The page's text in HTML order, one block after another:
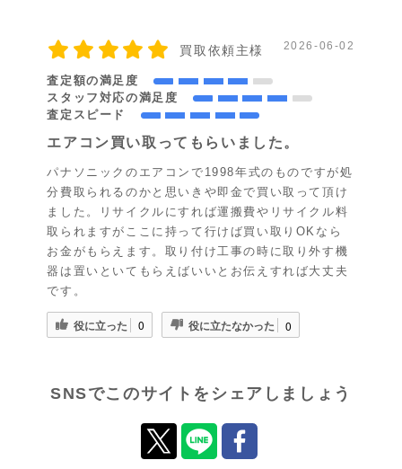
買取依頼主様 2026-06-02
査定額の満足度
スタッフ対応の満足度
査定スピード
エアコン買い取ってもらいました。
パナソニックのエアコンで1998年式のものですが処
分費取られるのかと思いきや即金で買い取って頂け
ました。リサイクルにすれば運搬費やリサイクル料
取られますがここに持って行けば買い取りOKなら
お金がもらえます。取り付け工事の時に取り外す機
器は置いといてもらえばいいとお伝えすれば大丈夫
です。
役に立った 0 役に立たなかった 0
SNSでこのサイトをシェアしましょう